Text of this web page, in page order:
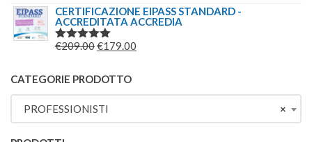
PREZZO
ORIGINALE
ERA:
PREZZO
ATTUALE
CERTIFICAZIONE EIPASS STANDARD -
ACCREDITATA ACCREDIA
VALUTATO
€209.00IL
ORIGINALE
ERA:
€209.00.
€179.00
È:
CATEGORIE PRODOTTO
×
PROFESSIONISTI